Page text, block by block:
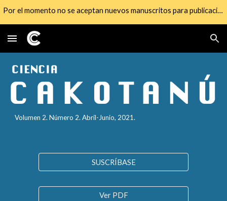
Por el momento no se aceptan nuevos manuscritos para publicación
Volumen 2. Número 2. Abril-Junio, 2021.
SUSCRÍBASE
Ver PDF